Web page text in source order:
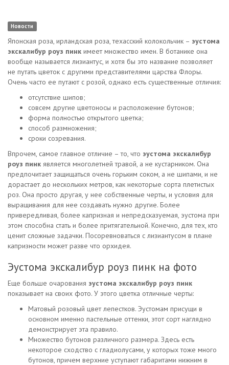
Новости
Японская роза, ирландская роза, техасский колокольчик – эустома
экскалибур роуз пинк имеет множество имен. В ботанике она
вообще называется лизиантус, и хотя бы это название позволяет
не путать цветок с другими представителями царства Флоры.
Очень часто ее путают с розой, однако есть существенные отличия:
отсутствие шипов;
совсем другие цветоносы и расположение бутонов;
форма полностью открытого цветка;
способ размножения;
сроки созревания.
Впрочем, самое главное отличие – то, что эустома экскалибур
роуз пинк является многолетней травой, а не кустарником. Она
предпочитает защищаться очень горьким соком, а не шипами, и не
дорастает до нескольких метров, как некоторые сорта плетистых
роз. Она просто другая, у нее собственные черты, и условия для
выращивания для нее создавать нужно другие. Более
привередливая, более капризная и непредсказуемая, эустома при
этом способна стать и более притягательной. Конечно, для тех, кто
ценит сложные задачки. Посоревноваться с лизиантусом в плане
капризности может разве что орхидея.
Эустома экскалибур роуз пинк на фото
Еще больше очарования эустома экскалибур роуз пинк
показывает на своих фото. У этого цветка отличные черты:
Матовый розовый цвет лепестков. Эустомам присущи в
основном именно пастельные оттенки, этот сорт наглядно
демонстрирует эта правило.
Множество бутонов различного размера. Здесь есть
некоторое сходство с гладиолусами, у которых тоже много
бутонов, причем верхние уступают габаритами нижним в